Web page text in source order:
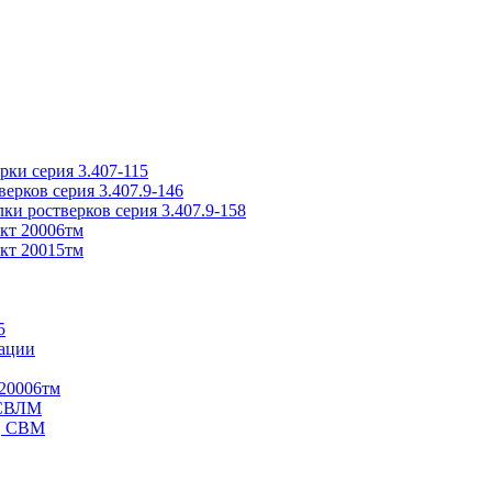
серия 3.407-115
серия 3.407.9-146
ростверков серия 3.407.9-158
20006тм
20015тм
СВМ